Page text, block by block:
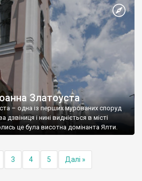
Златоуста
– одна із перших мурованих споруд
і нині видніється в місті
це була висотна домінанта Ялти.
3 4 5 Далі »